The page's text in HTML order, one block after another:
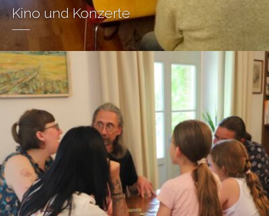
Kino und Konzerte